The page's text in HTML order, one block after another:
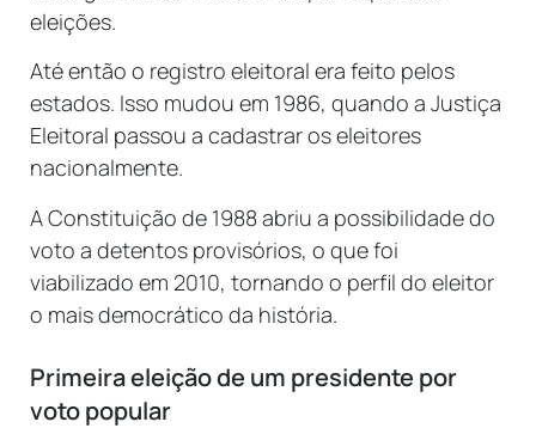
eleições.
Até então o registro eleitoral era feito pelos
estados. Isso mudou em 1986, quando a Justiça
Eleitoral passou a cadastrar os eleitores
nacionalmente.
A Constituição de 1988 abriu a possibilidade do
voto a detentos provisórios, o que foi
viabilizado em 2010, tornando o perfil do eleitor
o mais democrático da história.
Primeira eleição de um presidente por
voto popular